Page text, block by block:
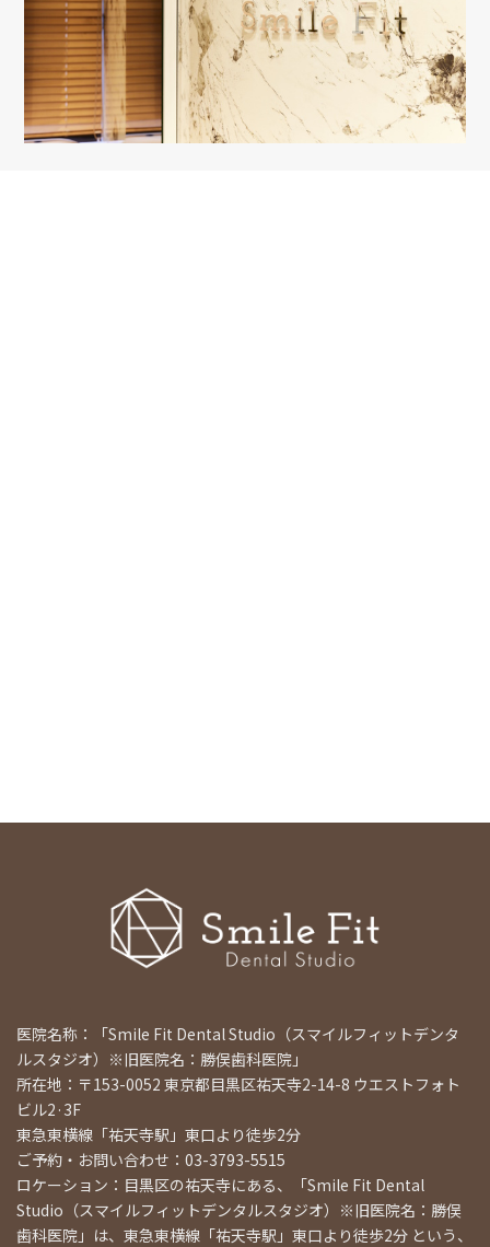
医院名称：「Smile Fit Dental Studio（スマイルフィットデンタ
ルスタジオ）※旧医院名：勝俣歯科医院」
所在地：〒153-0052 東京都目黒区祐天寺2-14-8 ウエストフォト
ビル2·3F
東急東横線「祐天寺駅」東口より徒歩2分
ご予約・お問い合わせ：03-3793-5515
ロケーション：目黒区の祐天寺にある、「Smile Fit Dental
Studio（スマイルフィットデンタルスタジオ）※旧医院名：勝俣
歯科医院」は、東急東横線「祐天寺駅」東口より徒歩2分 という、